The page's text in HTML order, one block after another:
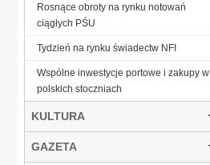
Rosnące obroty na rynku notowań
ciągłych PŚU
Tydzień na rynku świadectw NFI
Wspólne inwestycje portowe i zakupy w
polskich stoczniach
KULTURA
GAZETA